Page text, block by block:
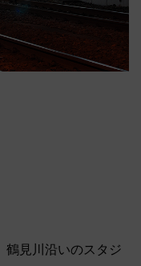
鶴見川沿いのスタジ